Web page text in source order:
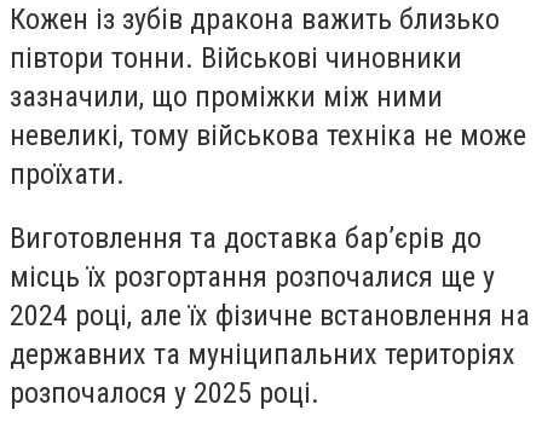
Кожен із зубів дракона важить близько
півтори тонни. Військові чиновники
зазначили, що проміжки між ними
невеликі, тому військова техніка не може
проїхати.
Виготовлення та доставка бар’єрів до
місць їх розгортання розпочалися ще у
2024 році, але їх фізичне встановлення на
державних та муніципальних територіях
розпочалося у 2025 році.